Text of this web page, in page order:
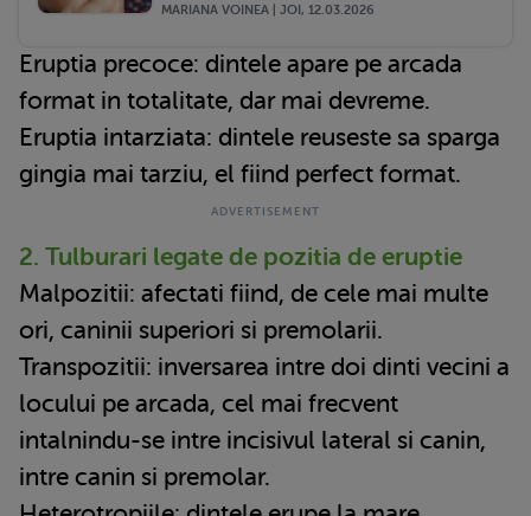
MARIANA VOINEA | JOI, 12.03.2026
Eruptia precoce: dintele apare pe arcada
format in totalitate, dar mai devreme.
Eruptia intarziata: dintele reuseste sa sparga
gingia mai tarziu, el fiind perfect format.
2. Tulburari legate de pozitia de eruptie
Malpozitii: afectati fiind, de cele mai multe
ori, caninii superiori si premolarii.
Transpozitii: inversarea intre doi dinti vecini a
locului pe arcada, cel mai frecvent
intalnindu-se intre incisivul lateral si canin,
intre canin si premolar.